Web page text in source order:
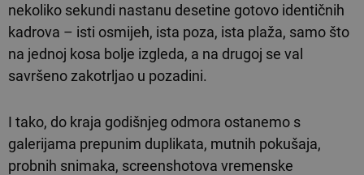
nekoliko sekundi nastanu desetine gotovo identičnih
kadrova – isti osmijeh, ista poza, ista plaža, samo što
na jednoj kosa bolje izgleda, a na drugoj se val
savršeno zakotrljao u pozadini.
I tako, do kraja godišnjeg odmora ostanemo s
galerijama prepunim duplikata, mutnih pokušaja,
probnih snimaka, screenshotova vremenske